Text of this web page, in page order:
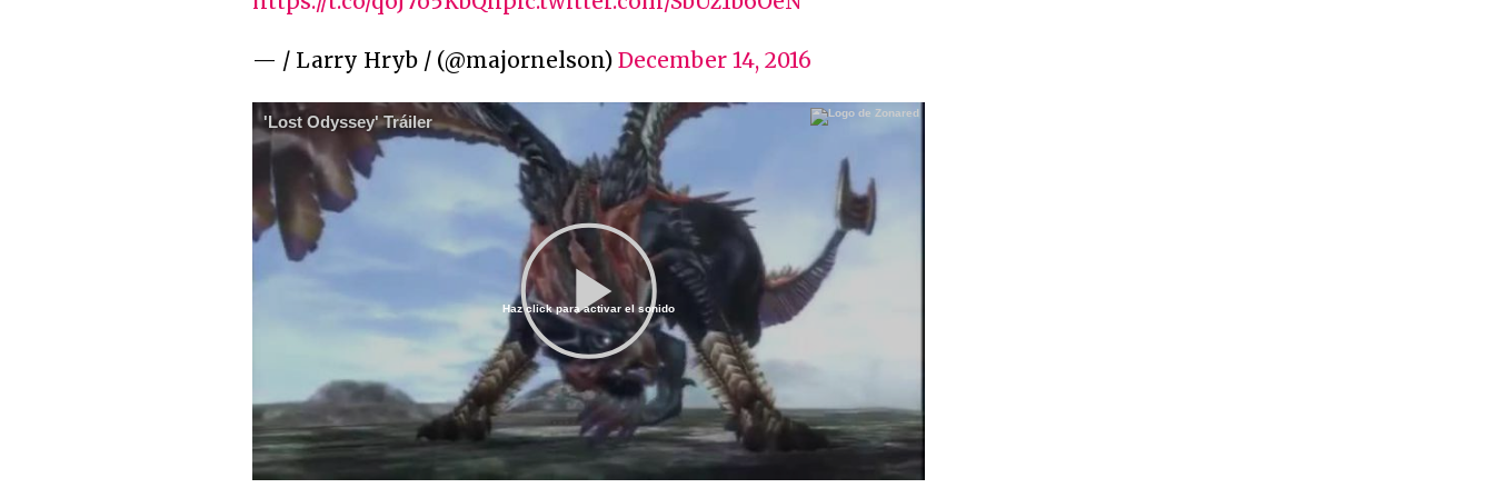
— / Larry Hryb / (@majornelson) December 14, 2016
Play
'Lost Odyssey' Tráiler
Haz click para activar el sonido